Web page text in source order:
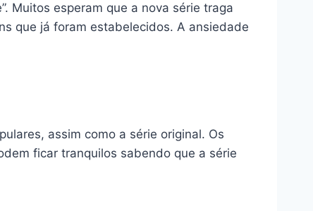
Muitos esperam que a nova série traga
que já foram estabelecidos. A ansiedade
assim como a série original. Os
ficar tranquilos sabendo que a série